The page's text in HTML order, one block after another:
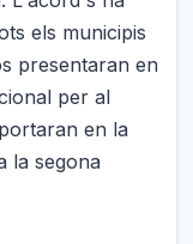
els municipis
presentaran en
per al
en la
la segona